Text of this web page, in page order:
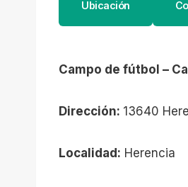
Ubicación
Campo de fútbol –
Dirección: 13640
Localidad: Herencia